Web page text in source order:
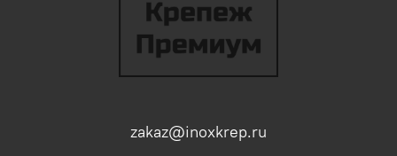
zakaz@inoxkrep.ru